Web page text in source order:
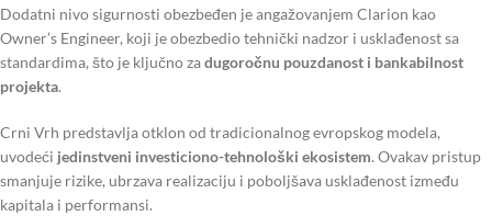
Dodatni nivo sigurnosti obezbeđen je angažovanjem Clarion kao
Owner’s Engineer, koji je obezbedio tehnički nadzor i usklađenost sa
standardima, što je ključno zadugoročnu pouzdanost i bankabilnost
projekta.
Crni Vrh predstavlja otklon od tradicionalnog evropskog modela,
uvodeći jedinstveni investiciono-tehnološki ekosistem. Ovakav pristup
smanjuje rizike, ubrzava realizaciju i poboljšava usklađenost između
kapitala i performansi.